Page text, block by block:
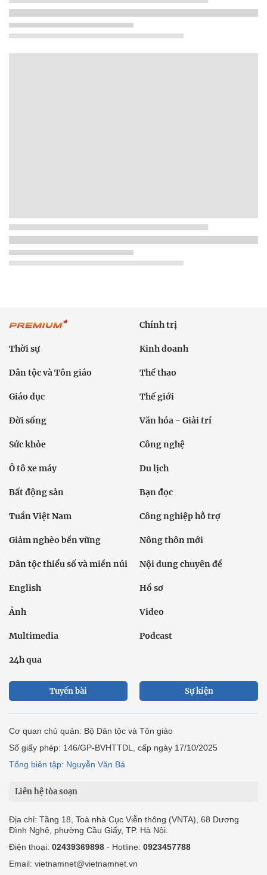
Chính trị
Thời sự Kinh doanh
Dân tộc và Tôn giáo Thể thao
Giáo dục Thế giới
Đời sống Văn hóa - Giải trí
Sức khỏe Công nghệ
Ô tô xe máy Du lịch
Bất động sản Bạn đọc
Tuần Việt Nam Công nghiệp hỗ trợ
Giảm nghèo bền vững Nông thôn mới
Dân tộc thiểu số và miền núi Nội dung chuyên đề
English Hồ sơ
Ảnh Video
Multimedia Podcast
24h qua
Tuyến bài Sự kiện
Cơ quan chủ quản: Bộ Dân tộc và Tôn giáo
Số giấy phép: 146/GP-BVHTTDL, cấp ngày 17/10/2025
Tổng biên tập: Nguyễn Văn Bá
Liên hệ tòa soạn
Địa chỉ: Tầng 18, Toà nhà Cục Viễn thông (VNTA), 68 Dương
Đình Nghệ, phường Cầu Giấy, TP. Hà Nội.
Điện thoại: 02439369898 - Hotline: 0923457788
Email: vietnamnet@vietnamnet.vn